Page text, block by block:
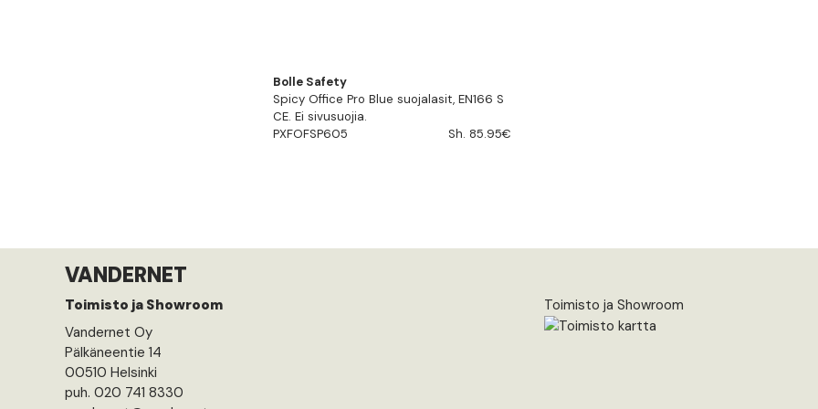
Bolle Safety
Spicy Office Pro Blue suojalasit, EN166 S
CE. Ei sivusuojia.
PXFOFSP605
Sh. 85.95€
VANDERNET
Toimisto ja Showroom
Vandernet Oy
Pälkäneentie 14
00510 Helsinki
puh. 020 741 8330
Toimisto ja Showroom